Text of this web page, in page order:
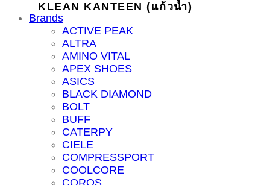
KLEAN KANTEEN (แก้วน้ำ)
Brands
ACTIVE PEAK
ALTRA
AMINO VITAL
APEX SHOES
ASICS
BLACK DIAMOND
BOLT
BUFF
CATERPY
CIELE
COMPRESSPORT
COOLCORE